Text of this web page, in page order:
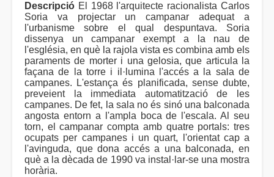
Descripció El 1968 l'arquitecte racionalista Carlos
Soria va projectar un campanar adequat a
l'urbanisme sobre el qual despuntava. Soria
dissenya un campanar exempt a la nau de
l'església, en què la rajola vista es combina amb els
paraments de morter i una gelosia, que articula la
façana de la torre i il·lumina l'accés a la sala de
campanes. L'estança és planificada, sense dubte,
preveient la immediata automatització de les
campanes. De fet, la sala no és sinó una balconada
angosta entorn a l'ampla boca de l'escala. Al seu
torn, el campanar compta amb quatre portals: tres
ocupats per campanes i un quart, l'orientat cap a
l'avinguda, que dona accés a una balconada, en
què a la dècada de 1990 va instal·lar-se una mostra
horària.